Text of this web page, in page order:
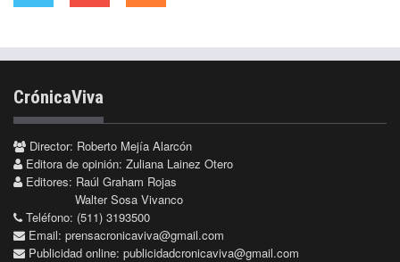
CrónicaViva
Director: Roberto Mejía Alarcón
Editora de opinión: Zuliana Lainez Otero
Editores: Raúl Graham Rojas
Walter Sosa Vivanco
Teléfono: (511) 3193500
Email: prensacronicaviva@gmail.com
Publicidad online: publicidadcronicaviva@gmail.com